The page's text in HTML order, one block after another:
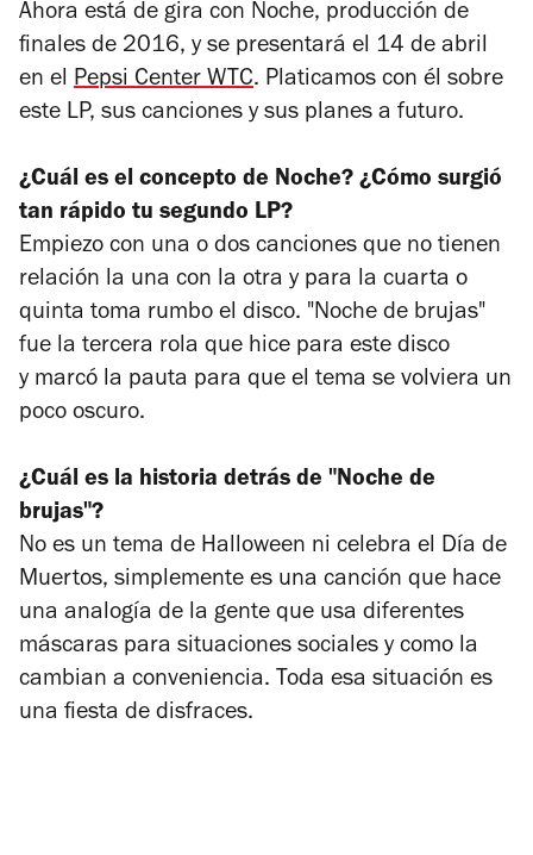
Ahora está de gira con Noche, producción de
finales de 2016, y se presentará el 14 de abril
en el Pepsi Center WTC. Platicamos con él sobre
este LP, sus canciones y sus planes a futuro.
¿Cuál es el concepto de Noche? ¿Cómo surgió
tan rápido tu segundo LP?
Empiezo con una o dos canciones que no tienen
relación la una con la otra y para la cuarta o
quinta toma rumbo el disco. "Noche de brujas"
fue la tercera rola que hice para este disco
y marcó la pauta para que el tema se volviera un
poco oscuro.
¿Cuál es la historia detrás de "Noche de
brujas"?
No es un tema de Halloween ni celebra el Día de
Muertos, simplemente es una canción que hace
una analogía de la gente que usa diferentes
máscaras para situaciones sociales y como la
cambian a conveniencia. Toda esa situación es
una fiesta de disfraces.